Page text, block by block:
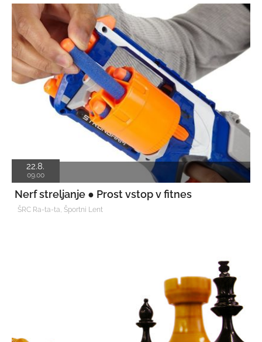
22.8.
09.00
Nerf streljanje ● Prost vstop v fitnes
ŠRC Ra-ta-ta, Športni Lent